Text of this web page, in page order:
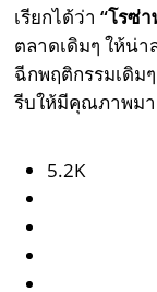
เรียกได้ว่า“โรซ่
ตลาดเดิมๆ ให้น่
ฉีกพฤติกรรมเดิม
รีบให้มีคุณภาพม
5.2K